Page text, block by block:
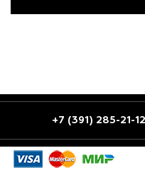
+7 (391) 285-21-12